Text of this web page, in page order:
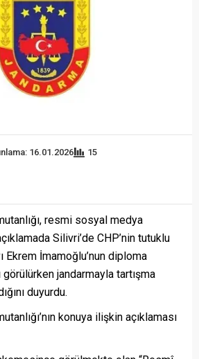
16.01.2026 15
resmi sosyal medya
Silivri’de CHP’nin tutuklu
Ekrem İmamoğlu’nun diploma
görülürken jandarmayla tartışma
duyurdu.
konuya ilişkin açıklaması